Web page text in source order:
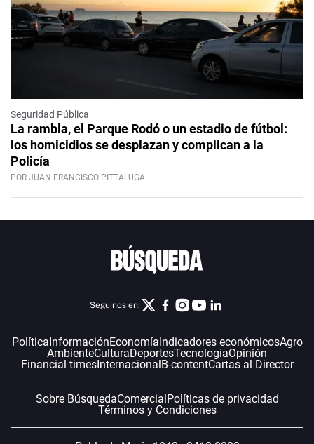
Seguridad Pública
La rambla, el Parque Rodó o un estadio de fútbol:
los homicidios se desplazan y complican a la
Policía
POR JUAN FRANCISCO PITTALUGA
Seguinos en:
Política InformaciónEconomía Indicadores económicosAgro
AmbienteCulturaDeportesTecnologíaOpinión
Financial timesInternacional B-contentCartas al Director
Sobre BúsquedaComercial Políticas de privacidad
Términos y Condiciones